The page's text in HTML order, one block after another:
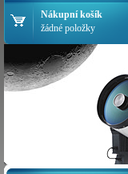
Nákupní košík
žádné položky